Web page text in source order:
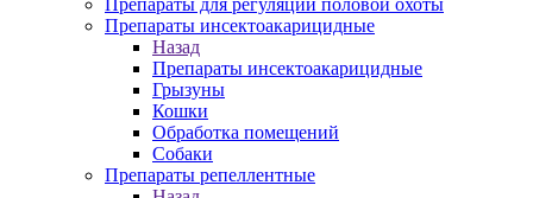
Препараты для регуляции половой охоты
Препараты инсектоакарицидные
Назад
Препараты инсектоакарицидные
Грызуны
Кошки
Обработка помещений
Собаки
Препараты репеллентные